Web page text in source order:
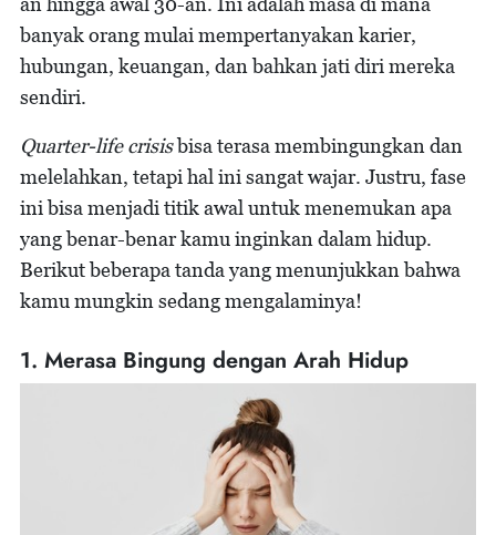
banyak orang mulai mempertanyakan karier,
hubungan, keuangan, dan bahkan jati diri mereka
sendiri.
Quarter-life crisisbisa terasa membingungkan dan
melelahkan, tetapi hal ini sangat wajar. Justru, fase
ini bisa menjadi titik awal untuk menemukan apa
yang benar-benar kamu inginkan dalam hidup.
Berikut beberapa tanda yang menunjukkan bahwa
kamu mungkin sedang mengalaminya!
1. Merasa Bingung dengan Arah Hidup